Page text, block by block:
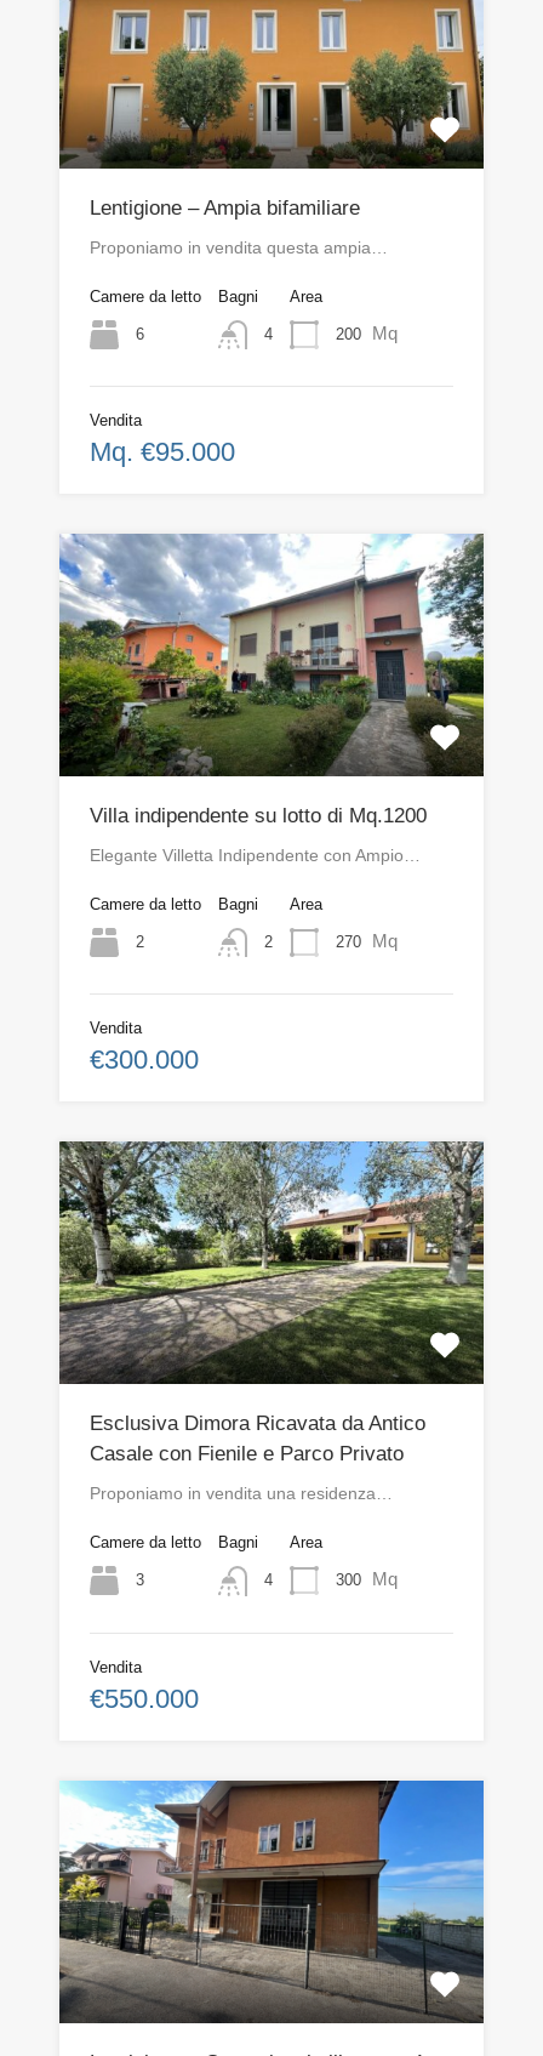
Lentigione – Ampia bifamiliare
Proponiamo in vendita questa ampia…
Camere da letto
6
Bagni
4
Area
200 Mq
Vendita
Mq. €95.000
Villa indipendente su lotto di Mq.1200
Elegante Villetta Indipendente con Ampio…
Camere da letto
2
Bagni
2
Area
270 Mq
Vendita
€300.000
Esclusiva Dimora Ricavata da Antico
Casale con Fienile e Parco Privato
Proponiamo in vendita una residenza…
Camere da letto
3
Bagni
4
Area
300 Mq
Vendita
€550.000